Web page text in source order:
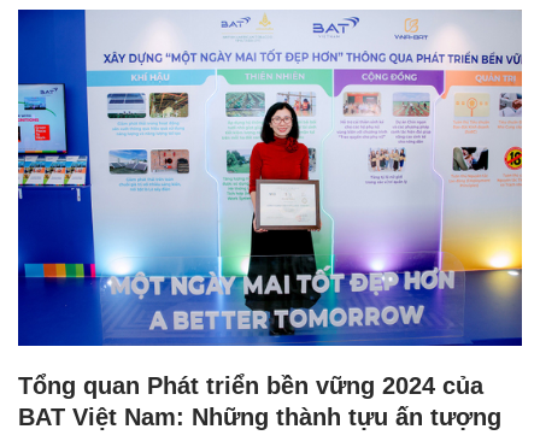
Tổng quan Phát triển bền vững 2024 của
BAT Việt Nam: Những thành tựu ấn tượng